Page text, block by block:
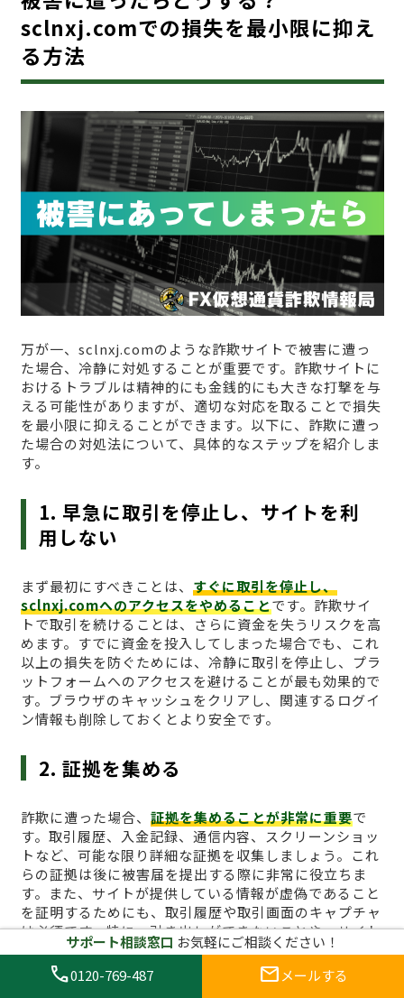
sclnxj.comでの損失を最小限に抑え
る方法
万が一、sclnxj.comのような詐欺サイトで被害に遭っ
た場合、冷静に対処することが重要です。詐欺サイトに
おけるトラブルは精神的にも金銭的にも大きな打撃を与
える可能性がありますが、適切な対応を取ることで損失
を最小限に抑えることができます。以下に、詐欺に遭っ
た場合の対処法について、具体的なステップを紹介しま
す。
1. 早急に取引を停止し、サイトを利
用しない
まず最初にすべきことは、 すぐに取引を停止し、
sclnxj.comへのアクセスをやめることです。詐欺サイ
トで取引を続けることは、さらに資金を失うリスクを高
めます。すでに資金を投入してしまった場合でも、これ
以上の損失を防ぐためには、冷静に取引を停止し、プラ
ットフォームへのアクセスを避けることが最も効果的で
す。ブラウザのキャッシュをクリアし、関連するログイ
ン情報も削除しておくとより安全です。
2. 証拠を集める
詐欺に遭った場合、 証拠を集めることが非常に重要で
す。取引履歴、入金記録、通信内容、スクリーンショッ
トなど、可能な限り詳細な証拠を収集しましょう。これ
らの証拠は後に被害届を提出する際に非常に役立ちま
す。また、サイトが提供している情報が虚偽であること
を証明するためにも、取引履歴や取引画面のキャプチャ
は必須です。特に、引き出しができないことや、サイト
からの不正な要求があった場合、その証拠は重要な役割
を果たします。
サポート相談窓口 お気軽にご相談ください！
call0120-769-487 mail メールする